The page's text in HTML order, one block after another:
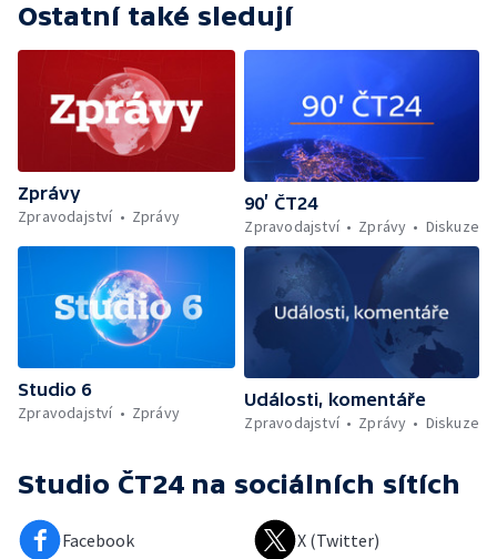
Ostatní také sledují
Zprávy
Zpravodajství
Zprávy
90’ ČT24
Zpravodajství
Zprávy Diskuze
Studio 6
Zpravodajství
Zprávy
Události, komentáře
Zpravodajství
Zprávy Diskuze
Studio ČT24 na sociálních sítích
Facebook X (Twitter)